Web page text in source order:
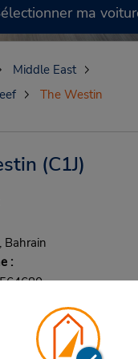
ma
Middle East
The Westin
(C1J)
Bahrain
:
8:30 AM - 4:30 PM; Sat